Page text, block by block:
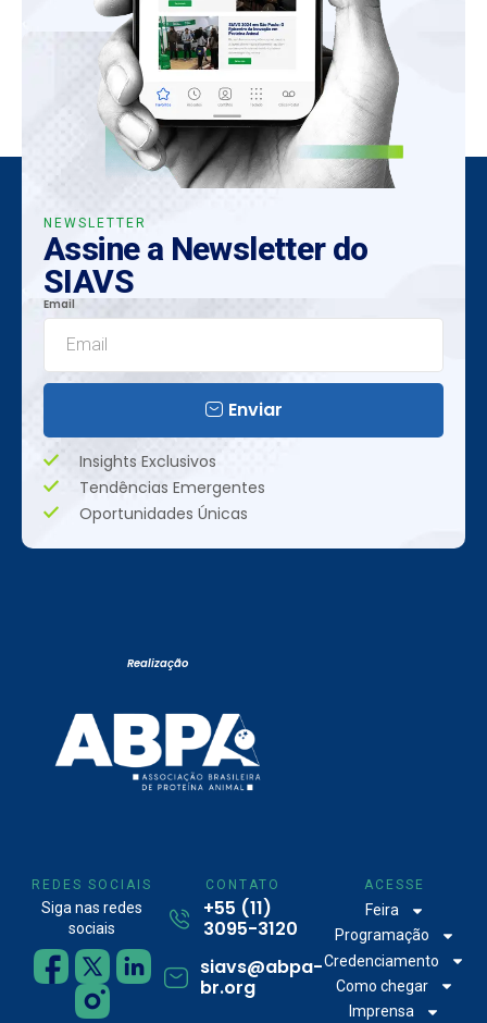
NEWSLETTER
Assine a Newsletter do
SIAVS
Email
Enviar
Insights Exclusivos
Tendências Emergentes
Oportunidades Únicas
Realização
REDES SOCIAIS
Siga nas redes
sociais
CONTATO
+55 (11)
3095-3120
siavs@abpa-
br.org
ACESSE
Feira
Programação
Credenciamento
Como chegar
Imprensa